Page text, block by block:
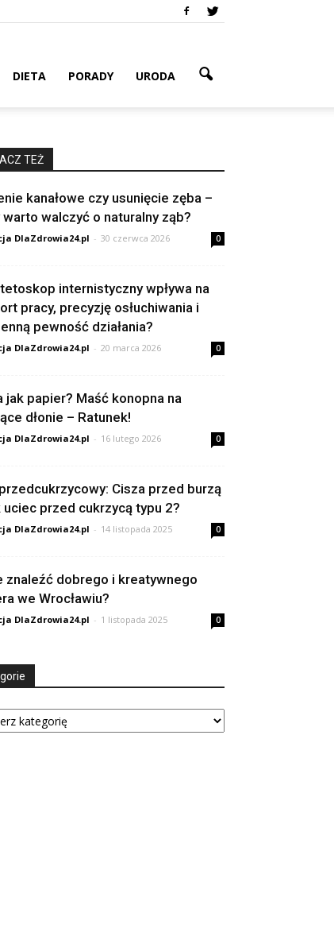
DIETA PORADY URODA
TEŻ
kanałowe czy usunięcie zęba –
warto walczyć o naturalny ząb?
DlaZdrowia24.pl - 30 czerwca 2026 0
internistyczny wpływa na
pracy, precyzję osłuchiwania i
pewność działania?
DlaZdrowia24.pl - 20 marca 2026 0
jak papier? Maść konopna na
dłonie – Ratunek!
DlaZdrowia24.pl - 16 lutego 2026 0
Cisza przed burzą
uciec przed cukrzycą typu 2?
DlaZdrowia24.pl - 14 listopada 2025 0
znaleźć dobrego i kreatywnego
we Wrocławiu?
DlaZdrowia24.pl - 1 listopada 2025 0